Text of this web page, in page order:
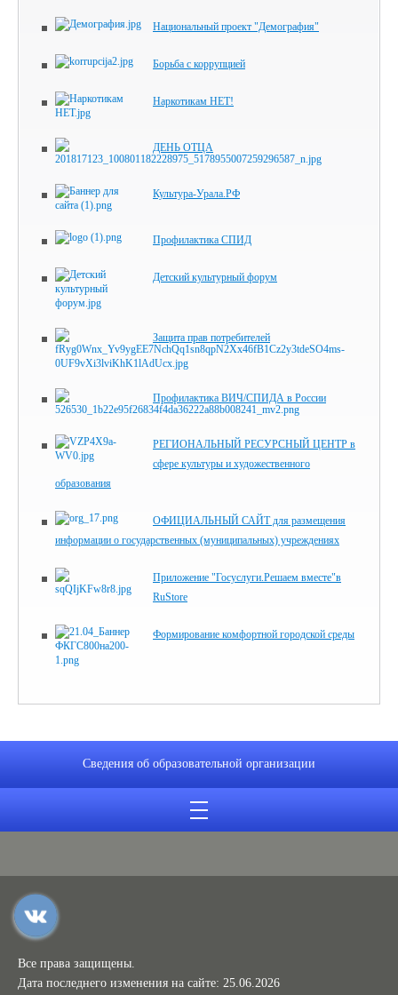
Национальный проект "Демография"
Борьба с коррупцией
Наркотикам НЕТ!
ДЕНЬ ОТЦА
Культура-Урала.РФ
Профилактика СПИД
Детский культурный форум
Защита прав потребителей
Профилактика ВИЧ/СПИДА в России
РЕГИОНАЛЬНЫЙ РЕСУРСНЫЙ ЦЕНТР в
сфере культуры и художественного
образования
ОФИЦИАЛЬНЫЙ САЙТ для размещения
информации о государственных (муниципальных) учреждениях
Приложение "Госуслуги.Решаем вместе"в
RuStore
Формирование комфортной городской среды
Сведения об образовательной организации
Все права защищены.
Дата последнего изменения на сайте: 25.06.2026